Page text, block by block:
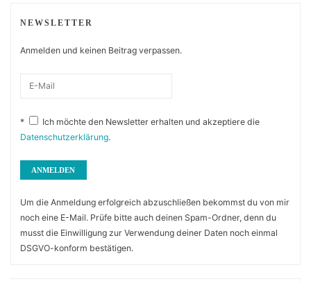
NEWSLETTER
Anmelden und keinen Beitrag verpassen.
*
Ich möchte den Newsletter erhalten und akzeptiere die
Datenschutzerklärung.
Um die Anmeldung erfolgreich abzuschließen bekommst du von mir
noch eine E-Mail. Prüfe bitte auch deinen Spam-Ordner, denn du
musst die Einwilligung zur Verwendung deiner Daten noch einmal
DSGVO-konform bestätigen.